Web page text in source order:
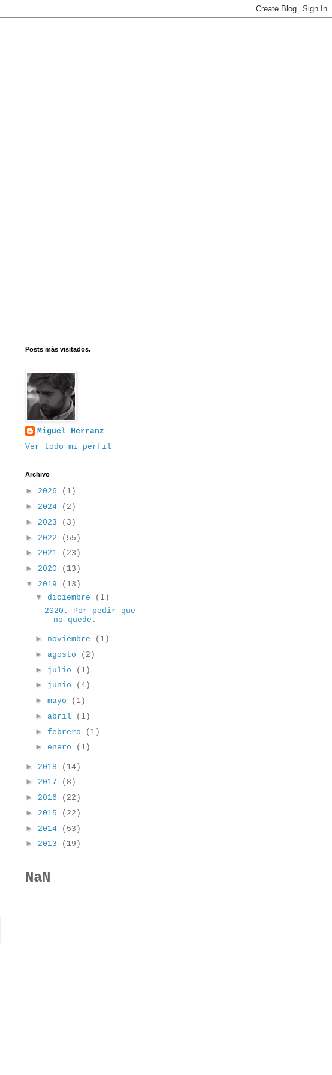
Posts más visitados.
Miguel Herranz
Ver todo mi perfil
Archivo
► 2026
(1)
► 2024
(2)
► 2023
(3)
► 2022
(55)
► 2021
(23)
► 2020
(13)
▼ 2019
(13)
▼ diciembre
(1)
2020. Por pedir que
no quede.
► noviembre
(1)
► agosto
(2)
► julio
(1)
► junio
(4)
► mayo
(1)
► abril
(1)
► febrero
(1)
► enero (1)
► 2018
(14)
► 2017
(8)
► 2016
(22)
► 2015
(22)
► 2014
(53)
► 2013 (19)
NaN